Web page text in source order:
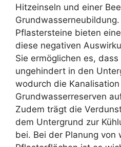
Hitzeinseln und einer
Pflastersteine bieten
diese negativen
Sie ermöglichen es,
ungehindert in den
wodurch die
Grundwasserreserven
Zudem trägt die
dem Untergrund zur
bei. Bei der Planung von